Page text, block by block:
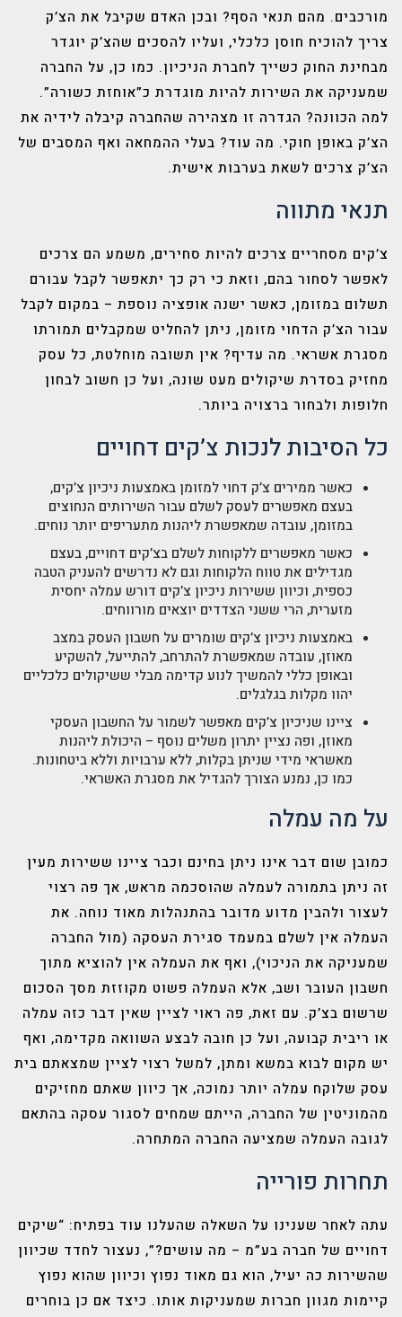
מורכבים. מהם תנאי הסף? ובכן האדם שקיבל את הצ’ק
צריך להוכיח חוסן כלכלי, ועליו להסכים שהצ’ק יוגדר
מבחינת החוק כשייך לחברת הניכיון. כמו כן, על החברה
שמעניקה את השירות להיות מוגדרת כ”אוחזת כשורה”.
למה הכוונה? הגדרה זו מצהירה שהחברה קיבלה לידיה את
הצ’ק באופן חוקי. מה עוד? בעלי ההמחאה ואף המסבים של
הצ’ק צרכים לשאת בערבות אישית.
תנאי מתווה
צ’קים מסחריים צרכים להיות סחירים, משמע הם צרכים
לאפשר לסחור בהם, וזאת כי רק כך יתאפשר לקבל עבורם
תשלום במזומן, כאשר ישנה אופציה נוספת – במקום לקבל
עבור הצ’ק הדחוי מזומן, ניתן להחליט שמקבלים תמורתו
מסגרת אשראי. מה עדיף? אין תשובה מוחלטת, כל עסק
מחזיק בסדרת שיקולים מעט שונה, ועל כן חשוב לבחון
חלופות ולבחור ברצויה ביותר.
כל הסיבות לנכות צ’קים דחויים
כאשר ממירים צ’ק דחוי למזומן באמצעות ניכיון צ’קים,
בעצם מאפשרים לעסק לשלם עבור השירותים הנחוצים
במזומן, עובדה שמאפשרת ליהנות מתעריפים יותר נוחים.
כאשר מאפשרים ללקוחות לשלם בצ’קים דחויים, בעצם
מגדילים את טווח הלקוחות וגם לא נדרשים להעניק הטבה
כספית, וכיוון ששירות ניכיון צ’קים דורש עמלה יחסית
מזערית, הרי ששני הצדדים יוצאים מורווחים.
באמצעות ניכיון צ’קים שומרים על חשבון העסק במצב
מאוזן, עובדה שמאפשרת להתרחב, להתייעל, להשקיע
ובאופן כללי להמשיך לנוע קדימה מבלי ששיקולים כלכליים
יהוו מקלות בגלגלים.
ציינו שניכיון צ’קים מאפשר לשמור על החשבון העסקי
מאוזן, ופה נציין יתרון משלים נוסף – היכולת ליהנות
מאשראי מידי שניתן בקלות, ללא ערבויות וללא ביטחונות.
כמו כן, נמנע הצורך להגדיל את מסגרת האשראי.
על מה עמלה
כמובן שום דבר אינו ניתן בחינם וכבר ציינו ששירות מעין
זה ניתן בתמורה לעמלה שהוסכמה מראש, אך פה רצוי
לעצור ולהבין מדוע מדובר בהתנהלות מאוד נוחה. את
העמלה אין לשלם במעמד סגירת העסקה (מול החברה
שמעניקה את הניכוי), ואף את העמלה אין להוציא מתוך
חשבון העובר ושב, אלא העמלה פשוט מקוזזת מסך הסכום
שרשום בצ’ק. עם זאת, פה ראוי לציין שאין דבר כזה עמלה
או ריבית קבועה, ועל כן חובה לבצע השוואה מקדימה, ואף
יש מקום לבוא במשא ומתן, למשל רצוי לציין שמצאתם בית
עסק שלוקח עמלה יותר נמוכה, אך כיוון שאתם מחזיקים
מהמוניטין של החברה, הייתם שמחים לסגור עסקה בהתאם
לגובה העמלה שמציעה החברה המתחרה.
תחרות פורייה
עתה לאחר שענינו על השאלה שהעלנו עוד בפתיח: “שיקים
דחויים של חברה בע”מ – מה עושים?”, נעצור לחדד שכיוון
שהשירות כה יעיל, הוא גם מאוד נפוץ וכיוון שהוא נפוץ
קיימות מגוון חברות שמעניקות אותו. כיצד אם כן בוחרים